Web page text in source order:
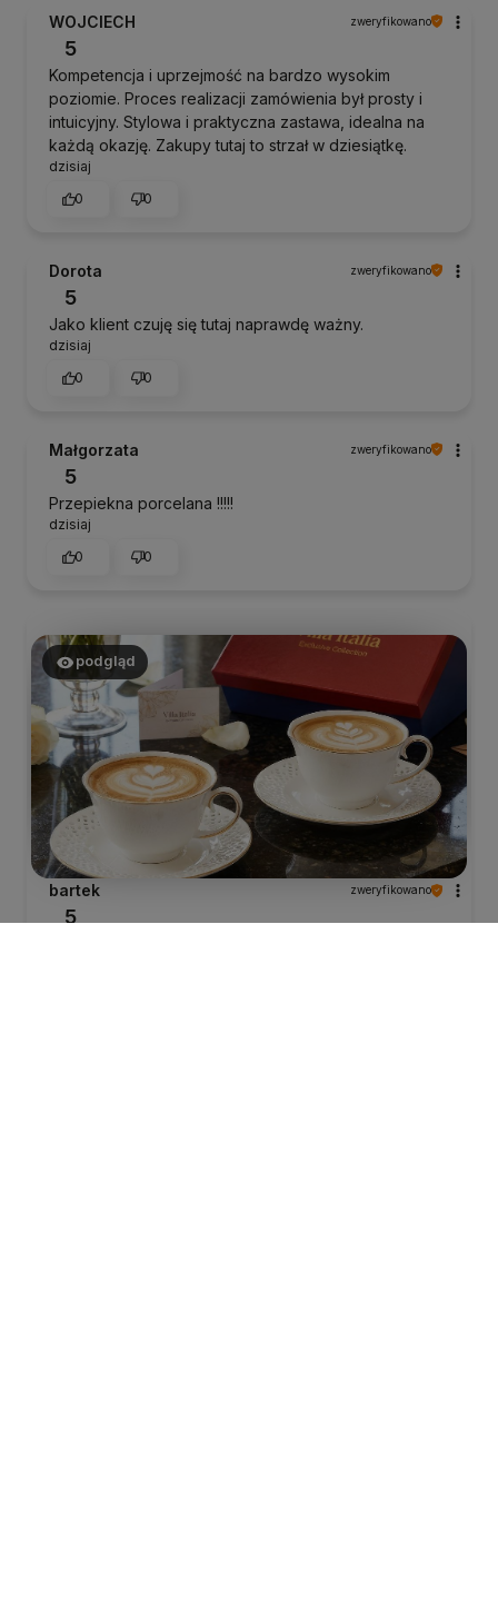
WOJCIECH zweryfikowano
5
Kompetencja i uprzejmość na bardzo wysokim
poziomie. Proces realizacji zamówienia był prosty i
intuicyjny. Stylowa i praktyczna zastawa, idealna na
każdą okazję. Zakupy tutaj to strzał w dziesiątkę.
dzisiaj
0
0
Dorota zweryfikowano
5
Jako klient czuję się tutaj naprawdę ważny.
dzisiaj
0
0
Małgorzata zweryfikowano
5
Przepiekna porcelana !!!!!
dzisiaj
0
0
podgląd
bartek zweryfikowano
5